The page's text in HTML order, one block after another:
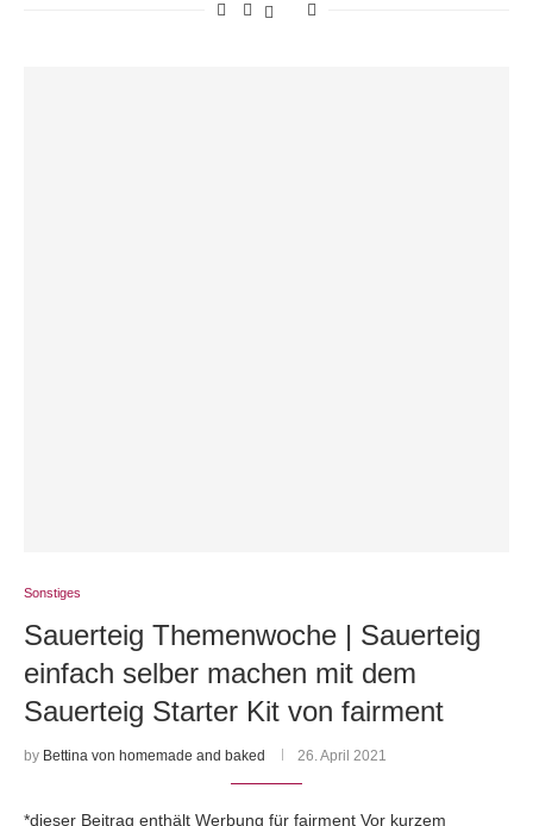
Sonstiges
Sauerteig Themenwoche | Sauerteig
einfach selber machen mit dem
Sauerteig Starter Kit von fairment
by Bettina von homemade and baked 26. April 2021
*dieser Beitrag enthält Werbung für fairment Vor kurzem